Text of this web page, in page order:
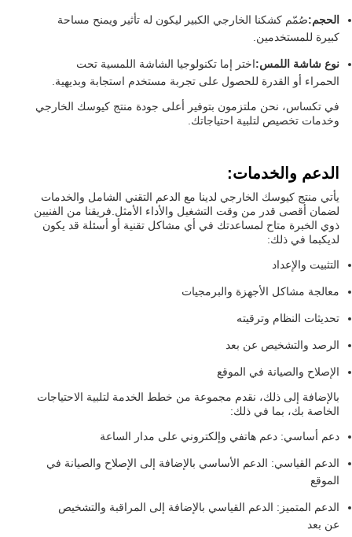
الحجم:صُمّم كشكنا الخارجي الكبير ليكون له تأثير ويمنح مساحة
كبيرة للمستخدمين.
نوع شاشة اللمس:اختر إما تكنولوجيا الشاشة اللمسية تحت
الحمراء أو القدرة للحصول على تجربة مستخدم استجابة وبديهية.
في تكساس، نحن ملتزمون بتوفير أعلى جودة منتج كيوسك الخارجي
وخدمات تخصيص لتلبية احتياجاتك.
الدعم والخدمات:
يأتي منتج كيوسك الخارجي لدينا مع الدعم التقني الشامل والخدمات
لضمان أقصى قدر من وقت التشغيل والأداء الأمثل.فريقنا من الفنيين
ذوي الخبرة متاح لمساعدتك في أي مشاكل تقنية أو أسئلة قد يكون
لديكبما في ذلك:
التثبيت والإعداد
معالجة مشاكل الأجهزة والبرمجيات
تحديثات النظام وترقيته
الرصد والتشخيص عن بعد
الإصلاح والصيانة في الموقع
بالإضافة إلى ذلك، نقدم مجموعة من خطط الخدمة لتلبية الاحتياجات
الخاصة بك، بما في ذلك:
دعم أساسي: دعم هاتفي وإلكتروني على مدار الساعة
الدعم القياسي: الدعم الأساسي بالإضافة إلى الإصلاح والصيانة في
الموقع
الدعم المتميز: الدعم القياسي بالإضافة إلى المراقبة والتشخيص
عن بعد